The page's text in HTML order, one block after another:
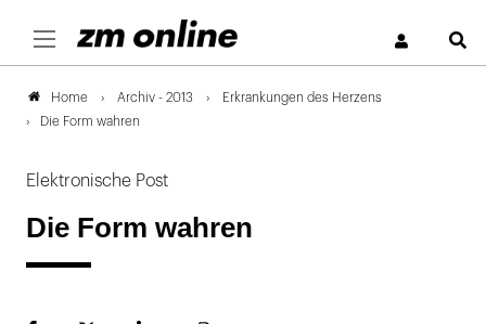
Home Archiv - 2013
Erkrankungen des Herzens
Die Form wahren
Elektronische Post
Die Form wahren